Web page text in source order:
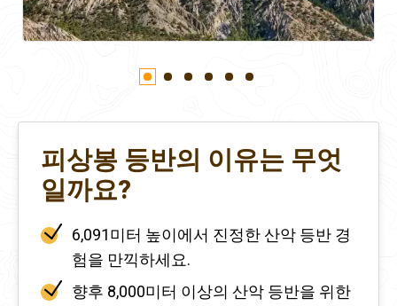
피상봉 등반의 이유는 무엇
일까요?
6,091미터 높이에서 진정한 산악 등반 경
험을 만끽하세요.
향후 8,000미터 이상의 산악 등반을 위한